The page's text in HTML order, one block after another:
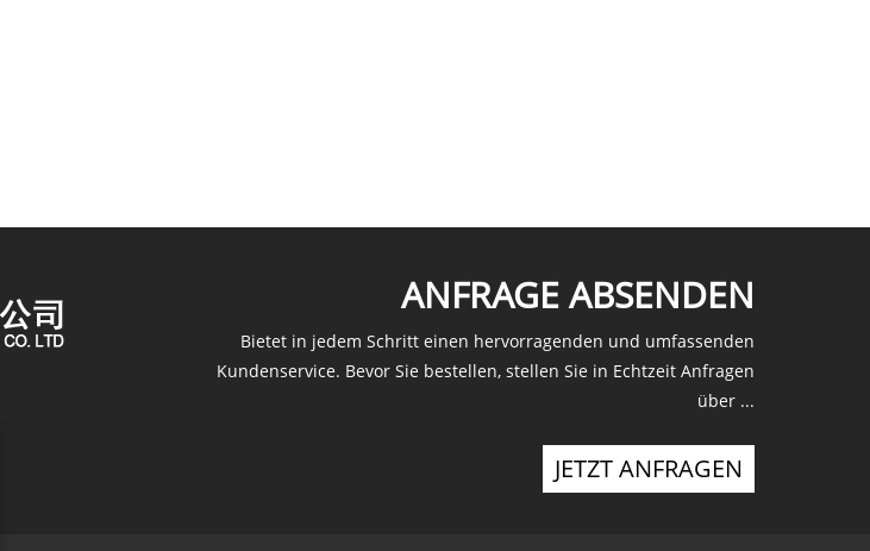
ANFRAGE ABSENDEN
Bietet in jedem Schritt einen hervorragenden und umfassenden
Kundenservice. Bevor Sie bestellen, stellen Sie in Echtzeit Anfragen
über ...
JETZT ANFRAGEN